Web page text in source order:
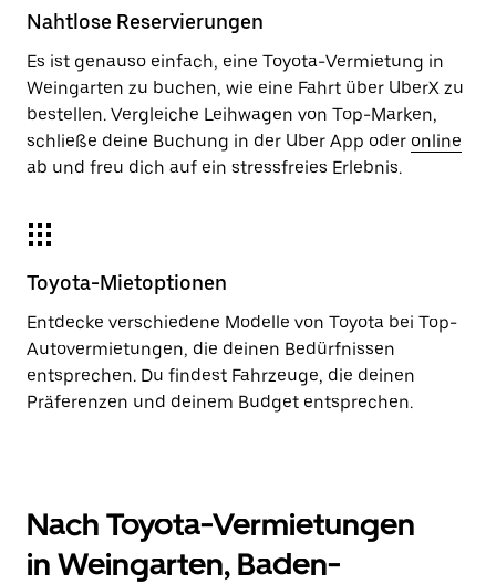
Nahtlose Reservierungen
Es ist genauso einfach, eine Toyota-Vermietung in
Weingarten zu buchen, wie eine Fahrt über UberX zu
bestellen. Vergleiche Leihwagen von Top-Marken,
schließe deine Buchung in der Uber App oder online
ab und freu dich auf ein stressfreies Erlebnis.
Toyota-Mietoptionen
Entdecke verschiedene Modelle von Toyota bei Top-
Autovermietungen, die deinen Bedürfnissen
entsprechen. Du findest Fahrzeuge, die deinen
Präferenzen und deinem Budget entsprechen.
Nach Toyota-Vermietungen
in Weingarten, Baden-